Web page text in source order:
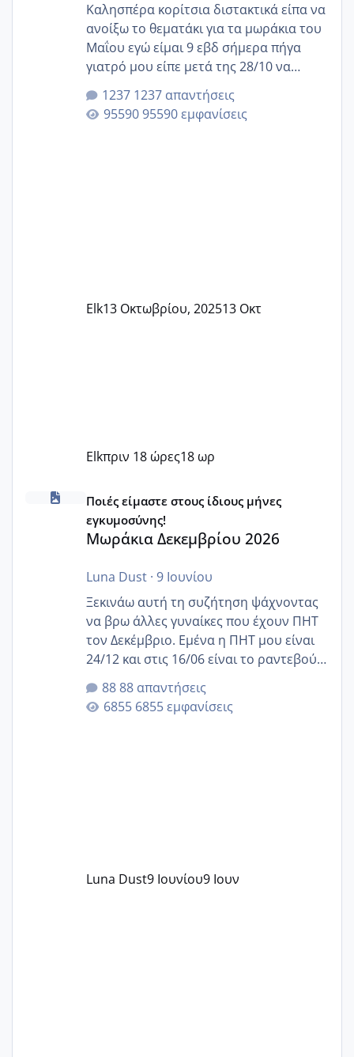
Καλησπέρα κορίτσια διστακτικά είπα να
ανοίξω το θεματάκι για τα μωράκια του
Μαΐου εγώ είμαι 9 εβδ σήμερα πήγα
γιατρό μου είπε μετά της 28/10 να
κλείσω ραντεβού για την αυχενική είναι
καμιά άλλη κοπέλα να γεννάει Μάιο ;;
1237 απαντήσεις
95590 εμφανίσεις
Elk13 Οκτωβρίου, 202513 Οκτ
Elkπριν 18 ώρες18 ωρ
Μωράκια Δεκεμβρίου 2026
Ποιές είμαστε στους ίδιους μήνες
εγκυμοσύνης!
Μωράκια Δεκεμβρίου 2026
Luna Dust· 9 Ιουνίου
Ξεκινάω αυτή τη συζήτηση ψάχνοντας
να βρω άλλες γυναίκες που έχουν ΠΗΤ
τον Δεκέμβριο. Εμένα η ΠΗΤ μου είναι
24/12 και στις 16/06 είναι το ραντεβού
της αυχενικής διαφάνειας. Έχω αρκετό
άγχος και οι μέρες δεν φαίνεται να
περνάνε με τίποτα.
88 απαντήσεις
6855 εμφανίσεις
Luna Dust9 Ιουνίου9 Ιουν